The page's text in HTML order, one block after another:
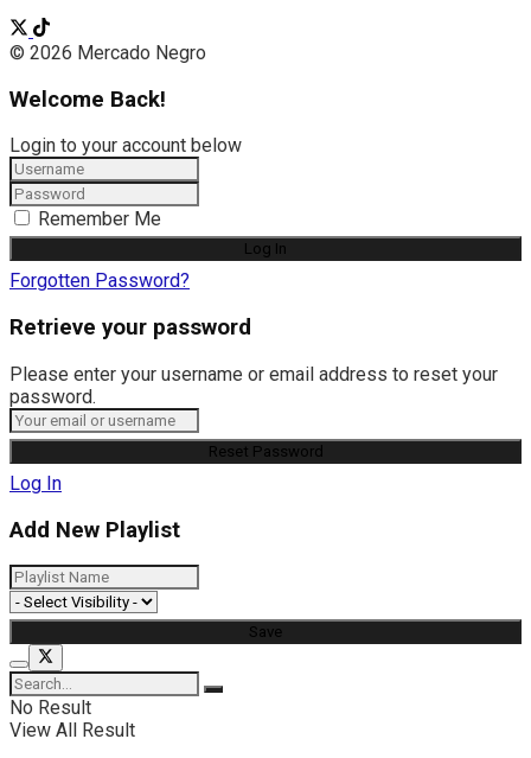
© 2026 Mercado Negro
Welcome Back!
Login to your account below
Remember Me
Forgotten Password?
Retrieve your password
Please enter your username or email address to reset your
password.
Log In
Add New Playlist
No Result
View All Result